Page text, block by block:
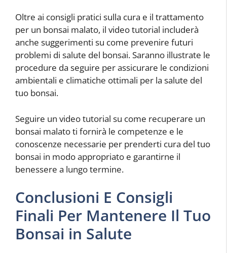
Oltre ai consigli pratici sulla cura e il trattamento
per un bonsai malato, il video tutorial includerà
anche suggerimenti su come prevenire futuri
problemi di salute del bonsai. Saranno illustrate le
procedure da seguire per assicurare le condizioni
ambientali e climatiche ottimali per la salute del
tuo bonsai.
Seguire un video tutorial su come recuperare un
bonsai malato ti fornirà le competenze e le
conoscenze necessarie per prenderti cura del tuo
bonsai in modo appropriato e garantirne il
benessere a lungo termine.
Conclusioni E Consigli
Finali Per Mantenere Il Tuo
Bonsai in Salute